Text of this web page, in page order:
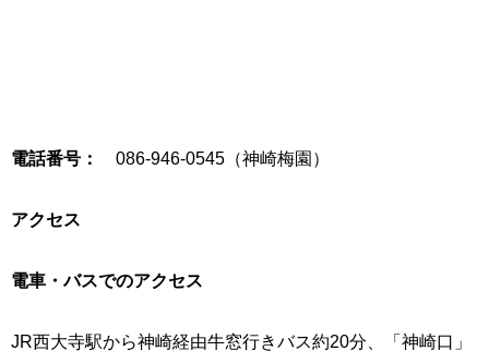
電話番号： 086-946-0545（神崎梅園）
アクセス
電車・バスでのアクセス
JR西大寺駅から神崎経由牛窓行きバス約20分、「神崎口」